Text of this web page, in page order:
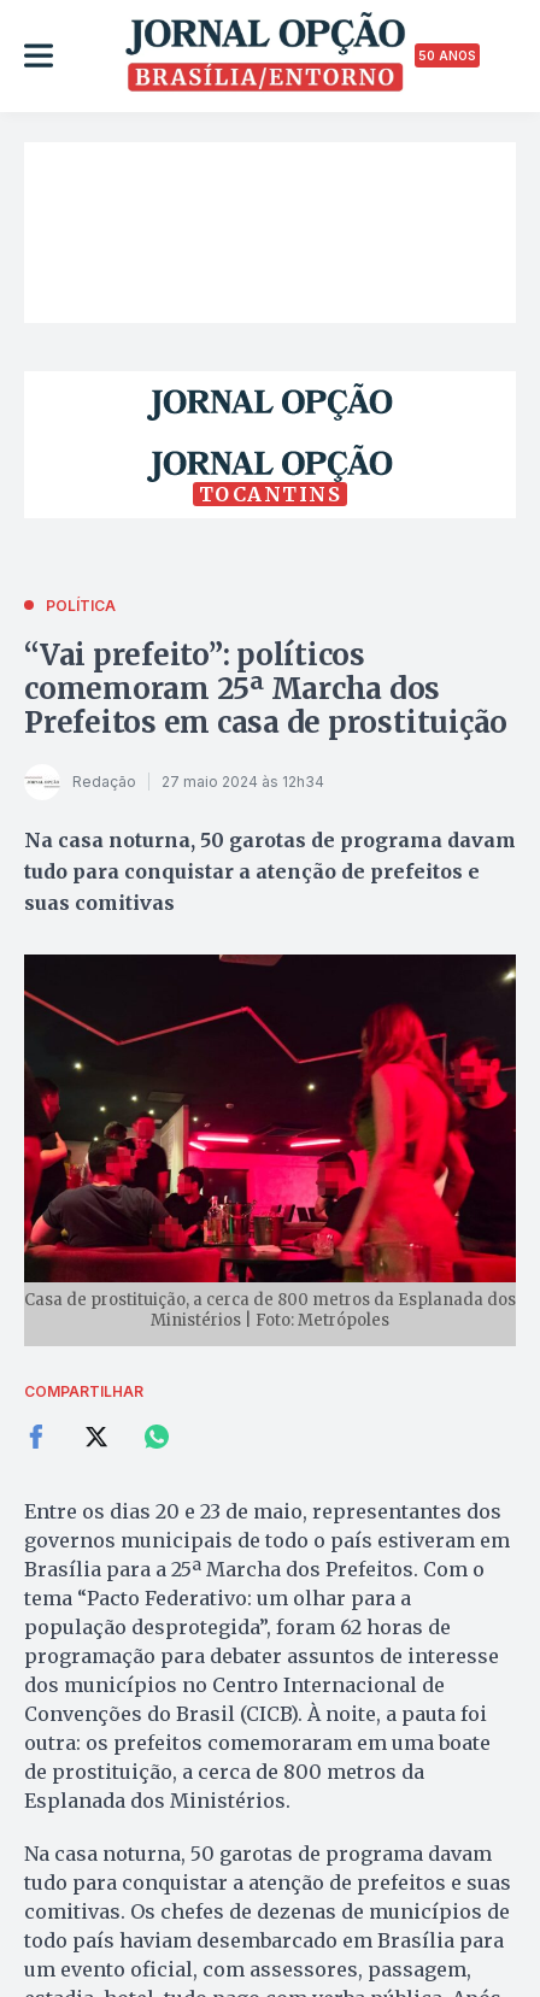
50 ANOS
TOCANTINS
POLÍTICA
“Vai prefeito”: políticos
comemoram 25ª Marcha dos
Prefeitos em casa de prostituição
Redação 27 maio 2024 às 12h34
Na casa noturna, 50 garotas de programa davam
tudo para conquistar a atenção de prefeitos e
suas comitivas
Casa de prostituição, a cerca de 800 metros da Esplanada dos
Ministérios | Foto: Metrópoles
COMPARTILHAR
Entre os dias 20 e 23 de maio, representantes dos
governos municipais de todo o país estiveram em
Brasília para a 25ª Marcha dos Prefeitos. Com o
tema “Pacto Federativo: um olhar para a
população desprotegida”, foram 62 horas de
programação para debater assuntos de interesse
dos municípios no Centro Internacional de
Convenções do Brasil (CICB). À noite, a pauta foi
outra: os prefeitos comemoraram em uma boate
de prostituição, a cerca de 800 metros da
Esplanada dos Ministérios.
Na casa noturna, 50 garotas de programa davam
tudo para conquistar a atenção de prefeitos e suas
comitivas. Os chefes de dezenas de municípios de
todo país haviam desembarcado em Brasília para
um evento oficial, com assessores, passagem,